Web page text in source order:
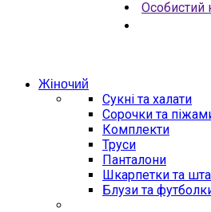
Особистий
Жіночий
Сукні та халати
Сорочки та
Комплекти
Труси
Панталони
Шкарпетки та
Блузи та